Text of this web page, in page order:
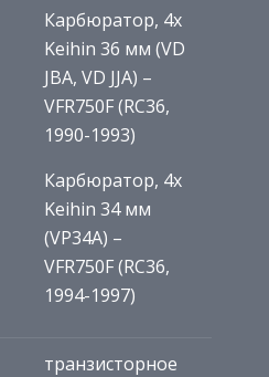
Карбюратор, 4x
Keihin 36 мм (VD
JBA, VD JJA) –
VFR750F (RC36,
1990-1993)
Карбюратор, 4x
Keihin 34 мм
(VP34A) –
VFR750F (RC36,
1994-1997)
транзисторное